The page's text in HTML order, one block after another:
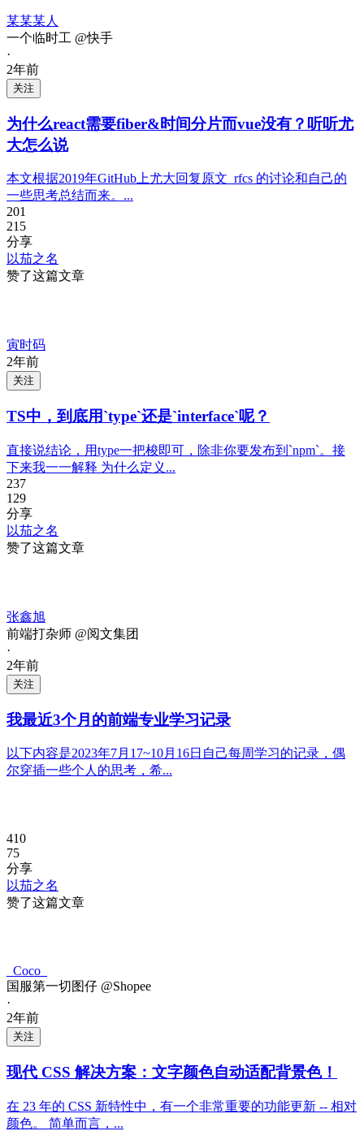
某某某人
一个临时工 @快手
·
2年前
关注
为什么react需要fiber&时间分片而vue没有？听听尤
大怎么说
本文根据2019年GitHub上尤大回复原文_rfcs 的讨论和自己的
一些思考总结而来。...
201
215
分享
以茄之名
赞了这篇文章
寅时码
2年前
关注
TS中，到底用`type`还是`interface`呢？
直接说结论，用type一把梭即可，除非你要发布到`npm`。接
下来我一一解释 为什么定义...
237
129
分享
以茄之名
赞了这篇文章
张鑫旭
前端打杂师 @阅文集团
·
2年前
关注
我最近3个月的前端专业学习记录
以下内容是2023年7月17~10月16日自己每周学习的记录，偶
尔穿插一些个人的思考，希...
410
75
分享
以茄之名
赞了这篇文章
_Coco_
国服第一切图仔 @Shopee
·
2年前
关注
现代 CSS 解决方案：文字颜色自动适配背景色！
在 23 年的 CSS 新特性中，有一个非常重要的功能更新 -- 相对
颜色。 简单而言，...